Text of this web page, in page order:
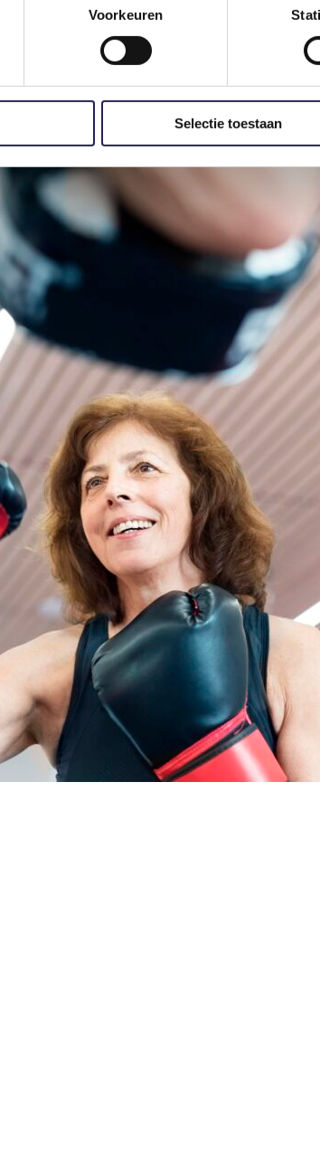
Voorkeuren
Selectie toestaan
jouw gemeente. Met ons platform vind je in een
te koppelen is aan websites, brengen we de